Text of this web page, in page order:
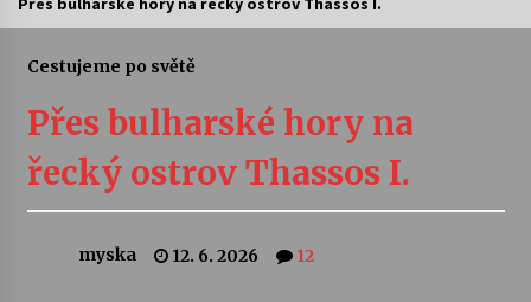
Sukuba Ensemble
Vernisáž výstavy Josefíny Duškové: Stávám se
kapkou
Veselí muzikanti
Cestujeme po světě
Přes bulharské hory na
řecký ostrov Thassos I.
myska 12. 6. 2026 12